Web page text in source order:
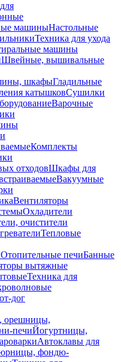
машиныНастольные
Техника для ухода
машины
Швейные, вышивальные
шкафыГладильные
катышковСушилки
Варочные
Комплекты
отходовШкафы для
Вакуумные
Вентиляторы
Охладители
очистители
Тепловые
Отопительные печиБанные
вытяжные
Техника для
дог
орешницы,
печиЙогуртницы,
Автоклавы для
фондю-